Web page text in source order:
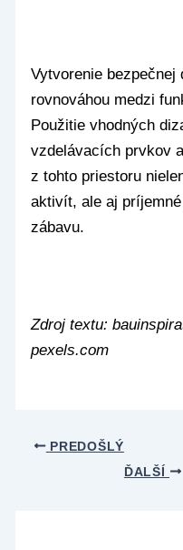
Vytvorenie bezpečnej
rovnováhou medzi
Použitie vhodných
vzdelávacích prvkov
z tohto priestoru
aktivít, ale aj
zábavu.
Zdroj textu:
pexels.com
PREDOŠLÝ
ĎALŠÍ